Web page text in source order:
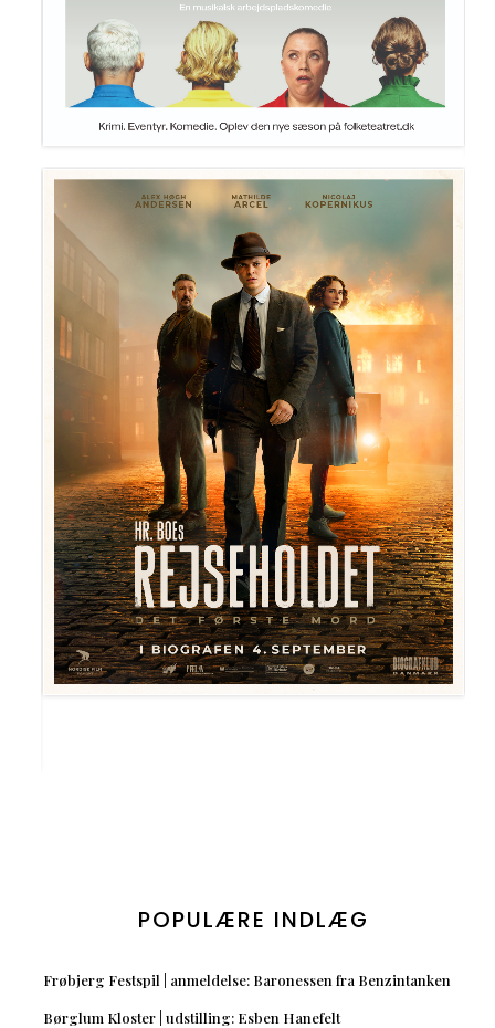
POPULÆRE INDLÆG
Frøbjerg Festspil | anmeldelse: Baronessen fra Benzintanken
Børglum Kloster | udstilling: Esben Hanefelt